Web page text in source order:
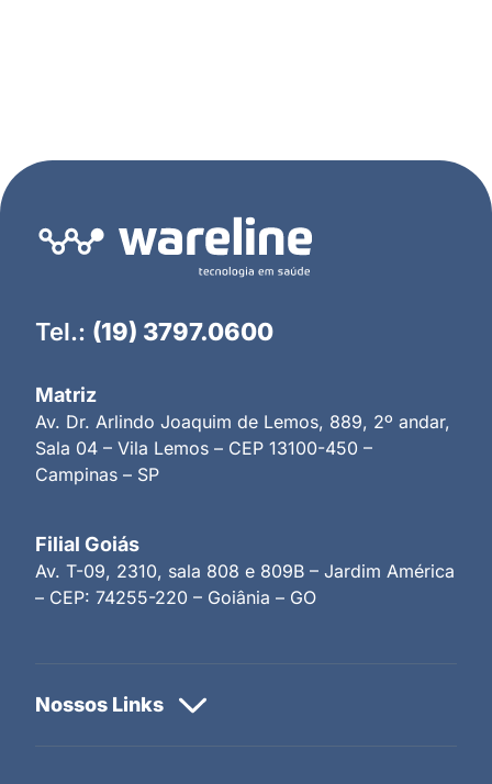
Tel.: (19) 3797.0600
Matriz
Av. Dr. Arlindo Joaquim de Lemos, 889, 2º andar,
Sala 04 – Vila Lemos – CEP 13100-450 –
Campinas – SP
Filial Goiás
Av. T-09, 2310, sala 808 e 809B – Jardim América
– CEP: 74255-220 – Goiânia – GO